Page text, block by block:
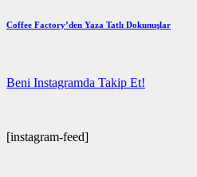
Coffee Factory’den Yaza Tatlı Dokunuşlar
Beni Instagramda Takip Et!
[instagram-feed]